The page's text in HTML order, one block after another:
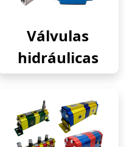
Válvulas
hidráulicas